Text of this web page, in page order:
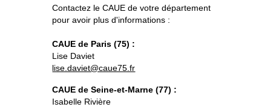
Contactez le CAUE de votre département
pour avoir plus d'informations :
CAUE de Paris (75) :
Lise Daviet
lise.daviet@caue75.fr
CAUE de Seine-et-Marne (77) :
Isabelle Rivière